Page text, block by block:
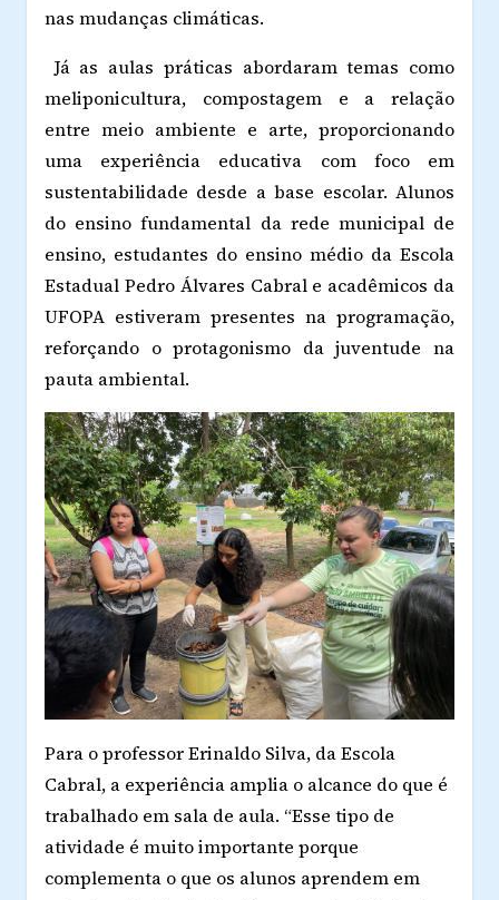
nas mudanças climáticas.
Já as aulas práticas abordaram temas como
meliponicultura, compostagem e a relação
entre meio ambiente e arte, proporcionando
uma experiência educativa com foco em
sustentabilidade desde a base escolar. Alunos
do ensino fundamental da rede municipal de
ensino, estudantes do ensino médio da Escola
Estadual Pedro Álvares Cabral e acadêmicos da
UFOPA estiveram presentes na programação,
reforçando o protagonismo da juventude na
pauta ambiental.
Para o professor Erinaldo Silva, da Escola
Cabral, a experiência amplia o alcance do que é
trabalhado em sala de aula. “Esse tipo de
atividade é muito importante porque
complementa o que os alunos aprendem em